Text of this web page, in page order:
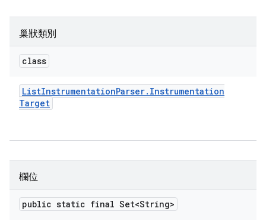
巢狀類別
class
ListInstrumentationParser. Instrumentation
Target
欄位
public static final Set<String>